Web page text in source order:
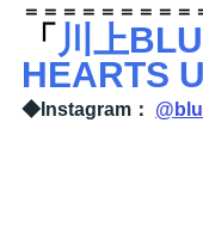
＝＝＝＝＝＝＝＝＝
「 川上
HEARTS
◆Instagram：